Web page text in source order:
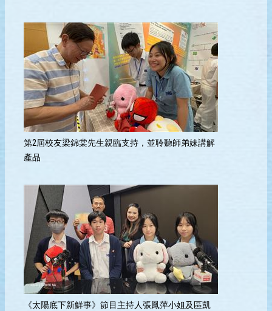
第2屆校友梁錦棠先生親臨支持，並聆聽師弟妹講解
產品
《太陽底下新鮮事》節目主持人張鳳萍小姐及區凱